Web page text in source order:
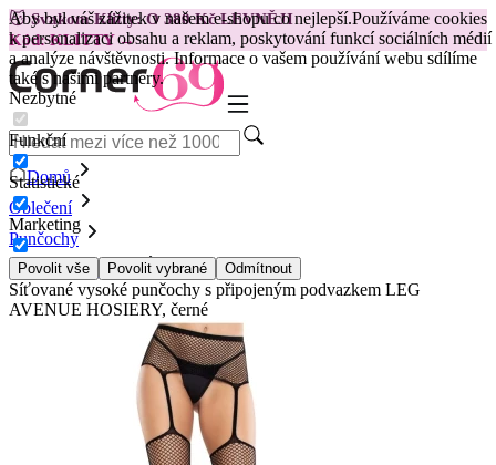
Aby byl váš zážitek v našem e-shopu co nejlepší.Používáme cookies
k personalizaci obsahu a reklam, poskytování funkcí sociálních médií
a analýze návštěvnosti. Informace o vašem používání webu sdílíme
také s našimi partnery.
Nezbytné
Funkční
Statistické
Marketing
Povolit vše Povolit vybrané Odmítnout
😽Svakom Klitty: O 380 Kč LEVNĚJI
Kód: KLITTY →
Domů
Oblečení
Punčochy
Dámské punčochy
Síťované vysoké punčochy s připojeným podvazkem LEG
AVENUE HOSIERY, černé